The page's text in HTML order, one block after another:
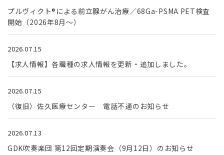
プルヴィクト®による前立腺がん治療／68Ga-PSMA PET検査
開始（2026年8月～）
2026.07.15
【求人情報】各職種の求人情報を更新・追加しました。
2026.07.15
（復旧）佐久医療センター 電話不通のお知らせ
2026.07.13
GDK吹奏楽団 第12回定期演奏会（9月12日）のお知らせ